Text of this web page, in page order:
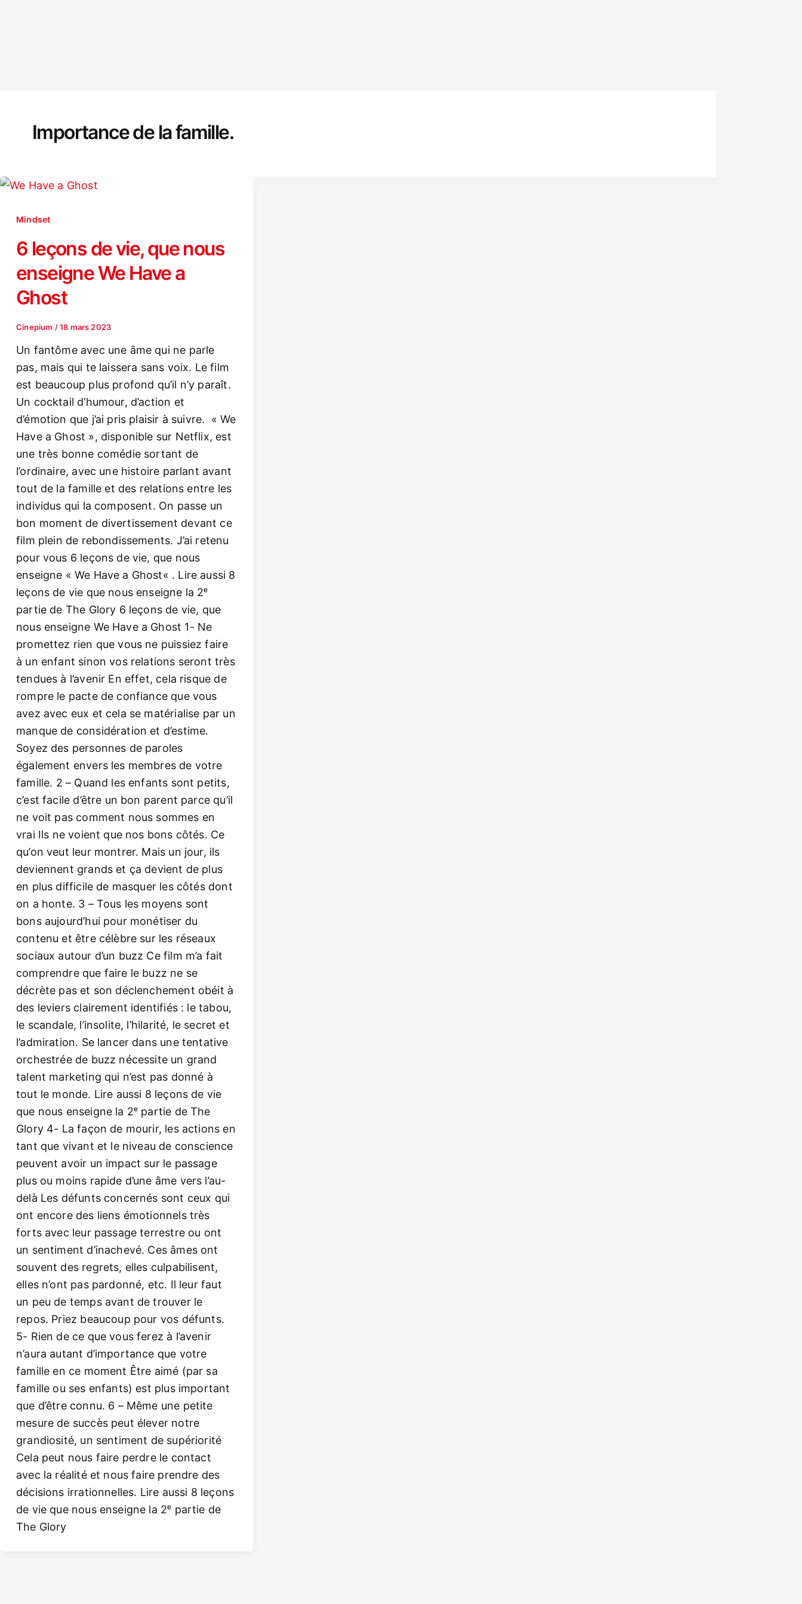
Importance de la famille.
Mindset
6 leçons de vie, que nous
enseigne We Have a
Ghost
Cinepium /18 mars 2023
Un fantôme avec une âme qui ne parle
pas, mais qui te laissera sans voix. Le film
est beaucoup plus profond qu’il n’y paraît.
Un cocktail d’humour, d’action et
d’émotion que j’ai pris plaisir à suivre. « We
Have a Ghost », disponible sur Netflix, est
une très bonne comédie sortant de
l’ordinaire, avec une histoire parlant avant
tout de la famille et des relations entre les
individus qui la composent. On passe un
bon moment de divertissement devant ce
film plein de rebondissements. J’ai retenu
pour vous 6 leçons de vie, que nous
enseigne « We Have a Ghost« . Lire aussi 8
leçons de vie que nous enseigne la 2ᵉ
partie de The Glory 6 leçons de vie, que
nous enseigne We Have a Ghost 1- Ne
promettez rien que vous ne puissiez faire
à un enfant sinon vos relations seront très
tendues à l’avenir En effet, cela risque de
rompre le pacte de confiance que vous
avez avec eux et cela se matérialise par un
manque de considération et d’estime.
Soyez des personnes de paroles
également envers les membres de votre
famille. 2 – Quand les enfants sont petits,
c’est facile d’être un bon parent parce qu’il
ne voit pas comment nous sommes en
vrai Ils ne voient que nos bons côtés. Ce
qu’on veut leur montrer. Mais un jour, ils
deviennent grands et ça devient de plus
en plus difficile de masquer les côtés dont
on a honte. 3 – Tous les moyens sont
bons aujourd’hui pour monétiser du
contenu et être célèbre sur les réseaux
sociaux autour d’un buzz Ce film m’a fait
comprendre que faire le buzz ne se
décrète pas et son déclenchement obéit à
des leviers clairement identifiés : le tabou,
le scandale, l’insolite, l’hilarité, le secret et
l’admiration. Se lancer dans une tentative
orchestrée de buzz nécessite un grand
talent marketing qui n’est pas donné à
tout le monde. Lire aussi 8 leçons de vie
que nous enseigne la 2ᵉ partie de The
Glory 4- La façon de mourir, les actions en
tant que vivant et le niveau de conscience
peuvent avoir un impact sur le passage
plus ou moins rapide d’une âme vers l’au-
delà Les défunts concernés sont ceux qui
ont encore des liens émotionnels très
forts avec leur passage terrestre ou ont
un sentiment d’inachevé. Ces âmes ont
souvent des regrets, elles culpabilisent,
elles n’ont pas pardonné, etc. Il leur faut
un peu de temps avant de trouver le
repos. Priez beaucoup pour vos défunts.
5- Rien de ce que vous ferez à l’avenir
n’aura autant d’importance que votre
famille en ce moment Être aimé (par sa
famille ou ses enfants) est plus important
que d’être connu. 6 – Même une petite
mesure de succès peut élever notre
grandiosité, un sentiment de supériorité
Cela peut nous faire perdre le contact
avec la réalité et nous faire prendre des
décisions irrationnelles. Lire aussi 8 leçons
de vie que nous enseigne la 2ᵉ partie de
The Glory